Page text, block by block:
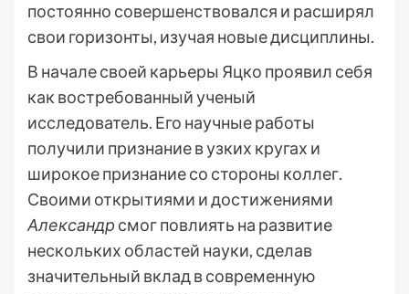
постоянно совершенствовался и расширял
свои горизонты, изучая новые дисциплины.
В начале своей карьеры Яцко проявил себя
как востребованный ученый
исследователь. Его научные работы
получили признание в узких кругах и
широкое признание со стороны коллег.
Своими открытиями и достижениями
Александр смог повлиять на развитие
нескольких областей науки, сделав
значительный вклад в современную